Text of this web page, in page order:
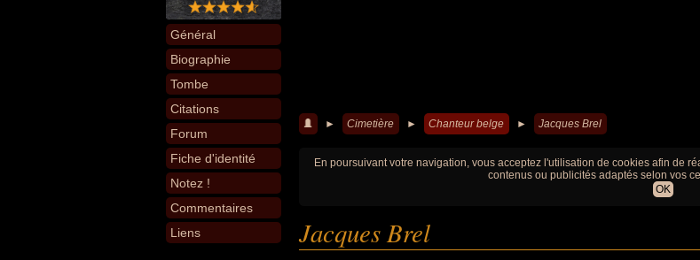
Général
Biographie
Tombe
Citations
Forum
Fiche d'identité
Notez !
Commentaires
Liens
► Cimetière ► Chanteur belge ► Jacques Brel
En poursuivant votre navigation, vous acceptez l'utilisation de cookies afin de
contenus ou publicités adaptés selon vos
OK
Jacques Brel